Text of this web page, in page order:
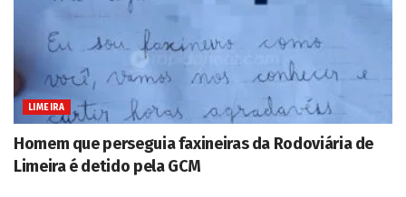
LIMEIRA
Homem que perseguia faxineiras da Rodoviária de
Limeira é detido pela GCM